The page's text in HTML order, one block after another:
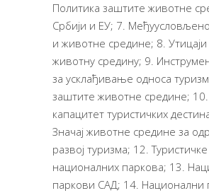
Политика заштите животне
Србији и ЕУ; 7.
и животне средине; 8.
животну средину; 9.
за усклађивање односа
заштите животне средине;
капацитет туристичких
Значај животне средине за
развој туризма; 12.
националних паркова; 13.
паркови САД; 14. Национални